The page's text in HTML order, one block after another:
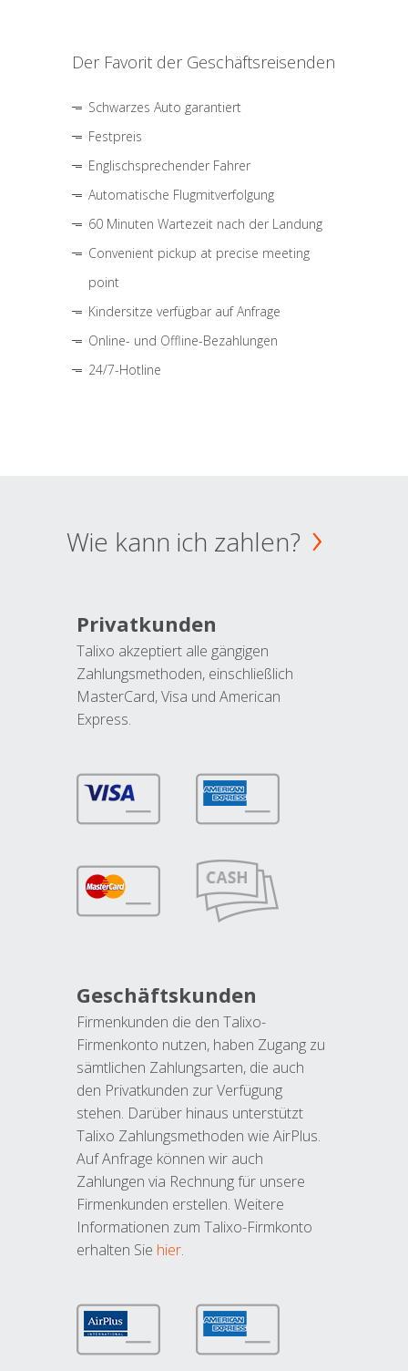
Der Favorit der Geschäftsreisenden
Schwarzes Auto garantiert
Festpreis
Englischsprechender Fahrer
Automatische Flugmitverfolgung
60 Minuten Wartezeit nach der Landung
Convenient pickup at precise meeting
point
Kindersitze verfügbar auf Anfrage
Online- und Offline-Bezahlungen
24/7-Hotline
Wie kann ich zahlen?
Privatkunden
Talixo akzeptiert alle gängigen
Zahlungsmethoden, einschließlich
MasterCard, Visa und American
Express.
Geschäftskunden
Firmenkunden die den Talixo-
Firmenkonto nutzen, haben Zugang zu
sämtlichen Zahlungsarten, die auch
den Privatkunden zur Verfügung
stehen. Darüber hinaus unterstützt
Talixo Zahlungsmethoden wie AirPlus.
Auf Anfrage können wir auch
Zahlungen via Rechnung für unsere
Firmenkunden erstellen. Weitere
Informationen zum Talixo-Firmkonto
erhalten Sie hier.